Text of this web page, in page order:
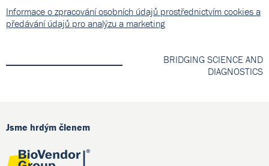
Informace o zpracování osobních údajů prostřednictvím cookies a
předávání údajů pro analýzu a marketing
BRIDGING SCIENCE AND
DIAGNOSTICS
Jsme hrdým členem